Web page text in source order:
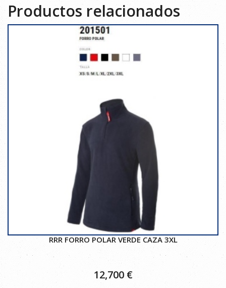
Productos relacionados
RRR FORRO POLAR VERDE CAZA 3XL
12,700 €